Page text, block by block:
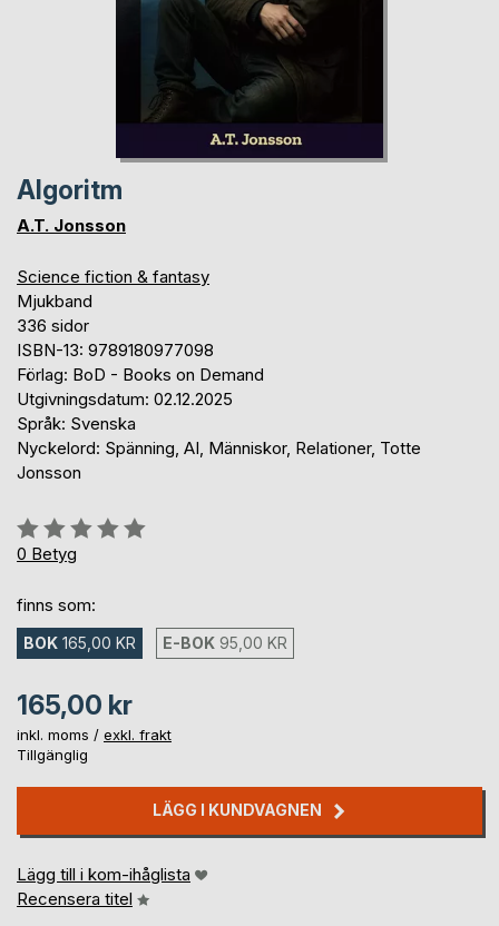
Algoritm
A.T. Jonsson
Science fiction & fantasy
Mjukband
336 sidor
ISBN-13: 9789180977098
Förlag: BoD - Books on Demand
Utgivningsdatum: 02.12.2025
Språk: Svenska
Nyckelord: Spänning, AI, Människor, Relationer, Totte
Jonsson
Betyg::
0%
0 Betyg
finns som:
BOK 165,00 KR E-BOK 95,00 KR
165,00 kr
inkl. moms / exkl. frakt
Tillgänglig
LÄGG I KUNDVAGNEN
Lägg till i kom-ihåglista
Recensera titel